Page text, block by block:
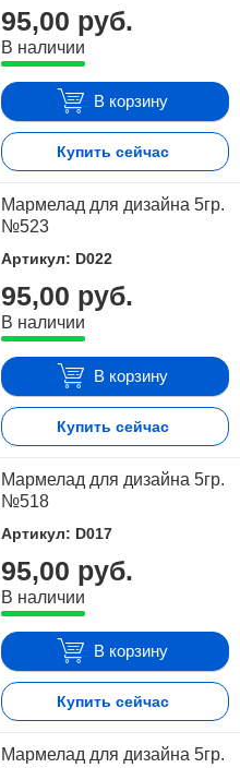
95,00 руб.
В наличии
В корзину
Купить сейчас
Мармелад для дизайна 5гр.
№523
Артикул: D022
95,00 руб.
В наличии
В корзину
Купить сейчас
Мармелад для дизайна 5гр.
№518
Артикул: D017
95,00 руб.
В наличии
В корзину
Купить сейчас
Мармелад для дизайна 5гр.